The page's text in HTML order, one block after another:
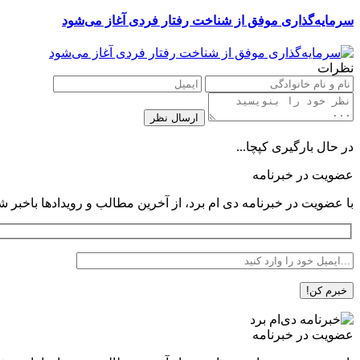
سرمایه‌گذاری موفق از شناخت رفتار فردی آغاز می‌شود
نظرات
در حال بارگیری کپچا...
عضویت در خبرنامه
با عضویت در خبرنامه دی ام برد، از آخرین مطالب و رویدادها باخبر
عضویت در خبرنامه